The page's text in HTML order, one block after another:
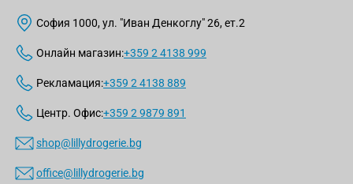
София 1000, ул. "Иван Денкоглу" 26, ет.2
Онлайн магазин:+359 2 4138 999
Рекламация:+359 2 4138 889
Центр. Офис:+359 2 9879 891
shop@lillydrogerie.bg
office@lillydrogerie.bg